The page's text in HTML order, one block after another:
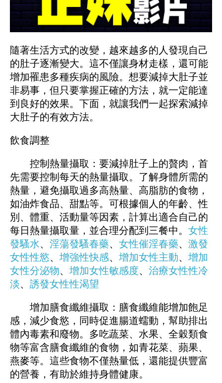
隨著生活方式的改變，越來越多的人發現自己
的肚子逐漸變大。這不僅讓身材走樣，還可能
增加罹患多種疾病的風險。想要減掉大肚子並
非易事，但只要掌握正確的方法，就一定能達
到良好的效果。下面，就讓我們一起探索減掉
大肚子的有效方法。
飲食調整
控制熱量攝取：要減掉肚子上的贅肉，首
先需要控制每天的熱量攝取。了解身體所需的
熱量，避免攝取過多高熱量、高脂肪的食物，
如油炸食品、甜點等。可根據個人的年齡、性
別、體重、活動量等因素，計算出適合自己的
每日熱量攝取量，並合理分配到三餐中。 女性
發騷水、 淫蕩發騷春藥、 女性催淫春藥、 激發
女性性慾、 增強性快感、 增加女性主動、 增加
女性分泌物、 增加女性敏感度、 治療女性性冷
淡、 誘發女性性渴望
增加膳食纖維攝取：膳食纖維能增加飽足
感，減少食慾，同時促進腸道蠕動，幫助排出
體內毒素和廢物。多吃蔬菜、水果、全穀類食
物等富含膳食纖維的食物，如青花菜、蘋果、
燕麥等。這些食物不僅熱量低，還能提供豐富
的營養，有助於維持身體健康。